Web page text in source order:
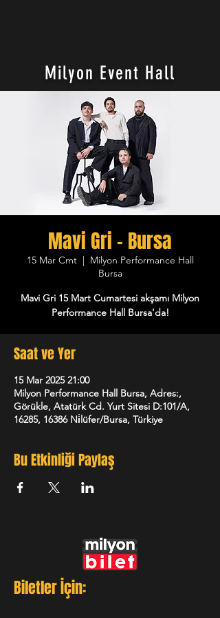
Milyon Event Hall
Mavi Gri - Bursa
15 Mar Cmt
  |
Milyon Performance Hall
Bursa
Mavi Gri 15 Mart Cumartesi akşamı Milyon
Performance Hall Bursa'da!
Saat ve Yer
15 Mar 2025 21:00
Milyon Performance Hall Bursa, Adres:,
Görükle, Atatürk Cd. Yurt Sitesi D:101/A,
16285, 16386 Ni̇lüfer/Bursa, Türkiye
Bu Etkinliği Paylaş
Biletler İçin: